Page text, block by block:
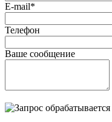
E-mail*
Телефон
Ваше сообщение